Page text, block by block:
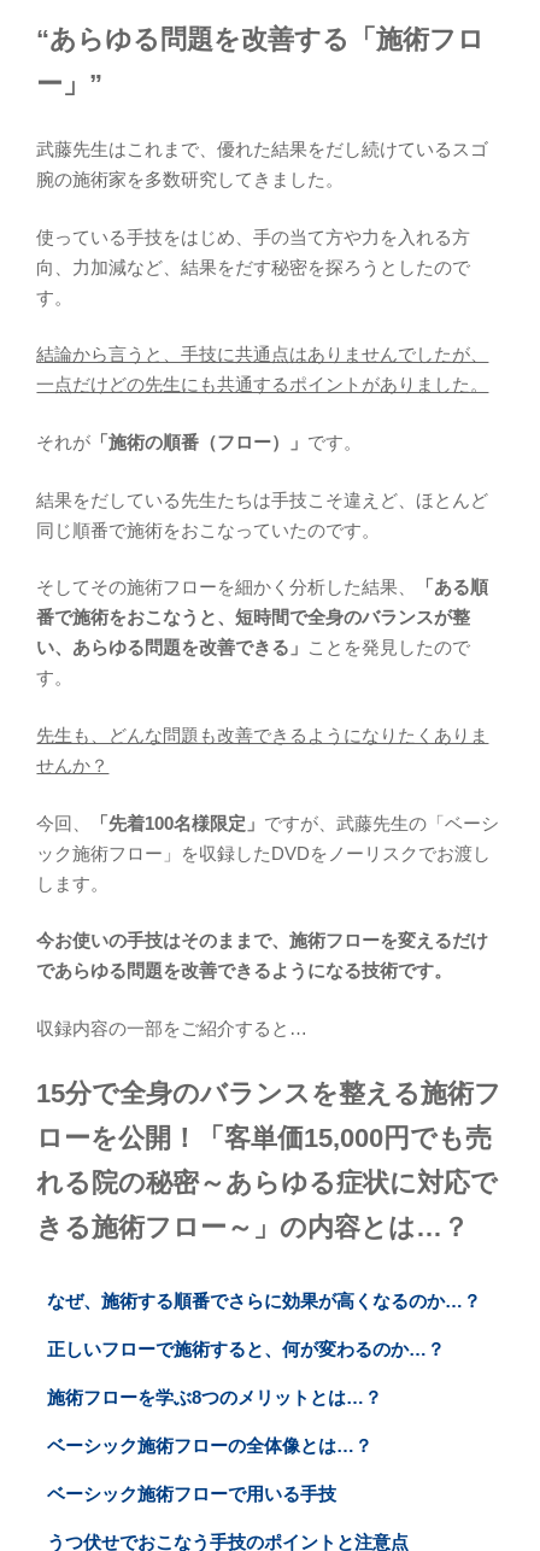
“あらゆる問題を改善する「施術フロ
ー」”
武藤先生はこれまで、優れた結果をだし続けているスゴ
腕の施術家を多数研究してきました。
使っている手技をはじめ、手の当て方や力を入れる方
向、力加減など、結果をだす秘密を探ろうとしたので
す。
結論から言うと、手技に共通点はありませんでしたが、
一点だけどの先生にも共通するポイントがありました。
それが 「施術の順番（フロー）」 です。
結果をだしている先生たちは手技こそ違えど、ほとんど
同じ順番で施術をおこなっていたのです。
そしてその施術フローを細かく分析した結果、
「ある順
番で施術をおこなうと、短時間で全身のバランスが整
い、あらゆる問題を改善できる」 ことを発見したので
す。
先生も、どんな問題も改善できるようになりたくありま
せんか？
今回、 「先着100名様限定」 ですが、武藤先生の「ベーシ
ック施術フロー」を収録したDVDをノーリスクでお渡し
します。
今お使いの手技はそのままで、施術フローを変えるだけ
であらゆる問題を改善できるようになる技術です。
収録内容の一部をご紹介すると…
15分で全身のバランスを整える施術フ
ローを公開！「客単価15,000円でも売
れる院の秘密～あらゆる症状に対応で
きる施術フロー～」の内容とは…？
なぜ、施術する順番でさらに効果が高くなるのか…？
正しいフローで施術すると、何が変わるのか…？
施術フローを学ぶ8つのメリットとは…？
ベーシック施術フローの全体像とは…？
ベーシック施術フローで用いる手技
うつ伏せでおこなう手技のポイントと注意点